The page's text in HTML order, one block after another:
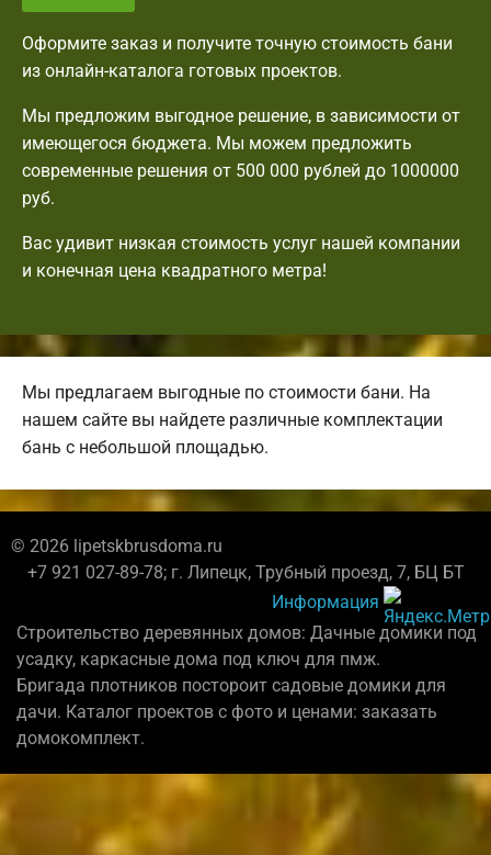
Оформите заказ и получите точную стоимость бани
из онлайн-каталога готовых проектов.
Мы предложим выгодное решение, в зависимости от
имеющегося бюджета. Мы можем предложить
современные решения от 500 000 рублей до 1000000
руб.
Вас удивит низкая стоимость услуг нашей компании
и конечная цена квадратного метра!
Мы предлагаем выгодные по стоимости бани. На
нашем сайте вы найдете различные комплектации
бань с небольшой площадью.
© 2026 lipetskbrusdoma.ru
+7 921 027-89-78; г. Липецк, Трубный проезд, 7, БЦ БТ
Информация
Строительство деревянных домов: Дачные домики под
усадку, каркасные дома под ключ для пмж.
Бригада плотников постороит садовые домики для
дачи. Каталог проектов с фото и ценами: заказать
домокомплект.